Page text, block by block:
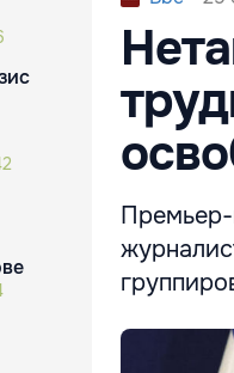
Премьер-